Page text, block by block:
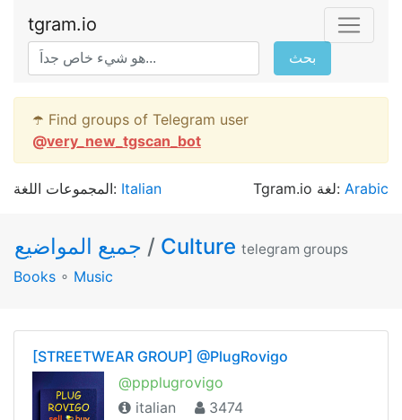
tgram.io
بحث
☂️ Find groups of Telegram user
@very_new_tgscan_bot
المجموعات اللغة: Italian Tgram.io لغة: Arabic
/ Culture telegram groups
Books ∘ Music
[STREETWEAR GROUP] @PlugRovigo
@ppplugrovigo
italian
3474